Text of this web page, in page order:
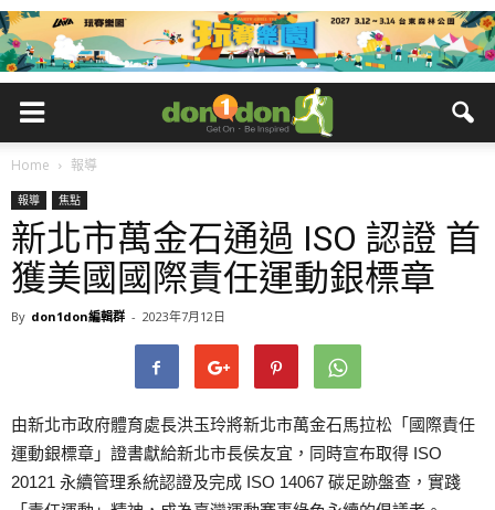
Home 報導
報導 焦點
新北市萬金石通過 ISO 認證 首
獲美國國際責任運動銀標章
By don1don編輯群 - 2023年7月12日
由新北市政府體育處長洪玉玲將新北市萬金石馬拉松「國際責任
運動銀標章」證書獻給新北市長侯友宜，同時宣布取得 ISO
20121 永續管理系統認證及完成 ISO 14067 碳足跡盤查，實踐